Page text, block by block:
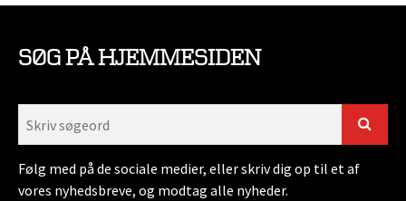
SØG PÅ HJEMMESIDEN
Følg med på de sociale medier, eller skriv dig op til et af
vores nyhedsbreve, og modtag alle nyheder.